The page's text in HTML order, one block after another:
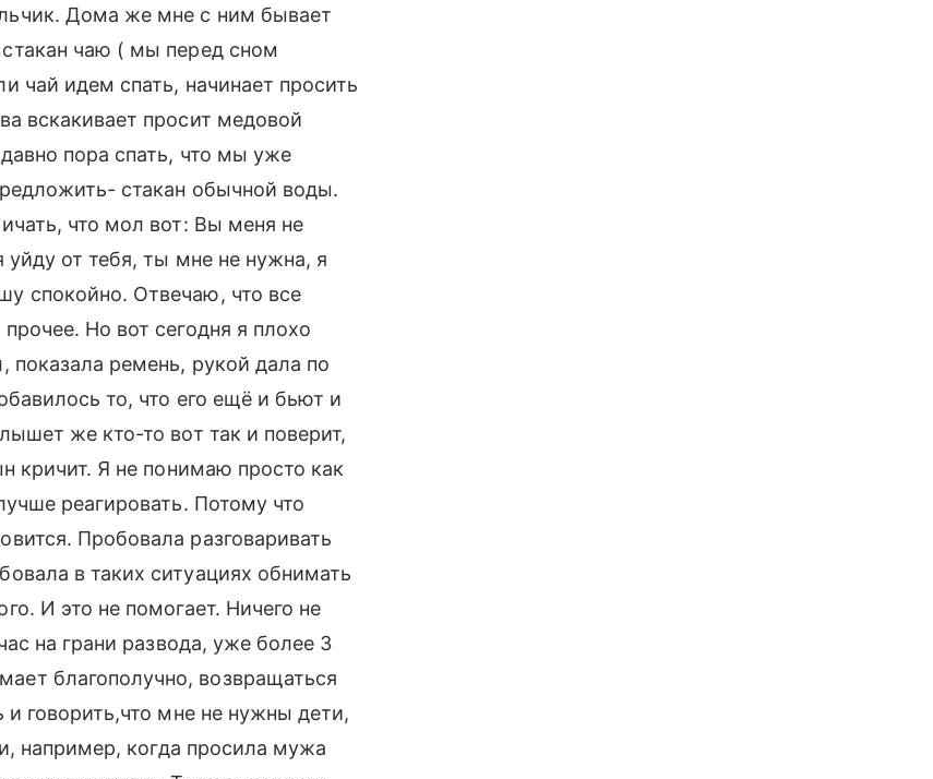
Дома же мне с ним бывает
чаю ( мы перед сном
чай идем спать, начинает просить
вскакивает просит медовой
пора спать, что мы уже
стакан обычной воды.
что мол вот: Вы меня не
от тебя, ты мне не нужна, я
спокойно. Отвечаю, что все
Но вот сегодня я плохо
показала ремень, рукой дала по
то, что его ещё и бьют и
же кто-то вот так и поверит,
кричит. Я не понимаю просто как
реагировать. Потому что
Пробовала разговаривать
в таких ситуациях обнимать
И это не помогает. Ничего не
на грани развода, уже более 3
благополучно, возвращаться
и говорить,что мне не нужны дети,
например, когда просила мужа